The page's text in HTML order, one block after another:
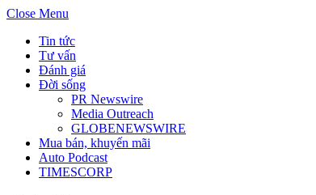
Close Menu
Tin tức
Tư vấn
Đánh giá
Đời sống
PR Newswire
Media Outreach
GLOBENEWSWIRE
Mua bán, khuyến mãi
Auto Podcast
TIMESCORP